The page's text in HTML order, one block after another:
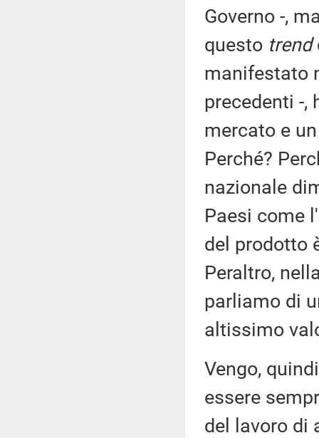
Governo -,
questo trend
manifestato
precedenti -,
mercato e
Perché?
nazionale
Paesi come
del prodotto
Peraltro,
parliamo di
altissimo
Vengo,
essere
del lavoro di